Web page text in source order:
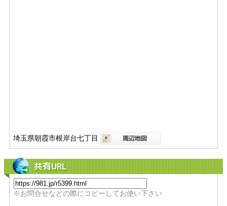
埼玉県朝霞市根岸台七丁目
共有URL
※お問合せなどの際にコピーしてお使い下さい